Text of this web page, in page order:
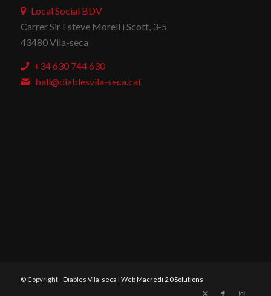
Local Social BDV
Carrer Sir Esteve Morell i Scott, 3-5
43480 Vila-seca
+34 630 744 630
ball@diablesvila-seca.cat
© Copyright - Diables Vila-seca | Web Macredi 2.0 Solutions